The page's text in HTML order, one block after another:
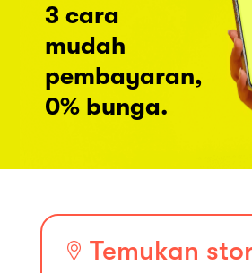
3 cara
mudah
pembayaran,
0% bunga.
Temukan